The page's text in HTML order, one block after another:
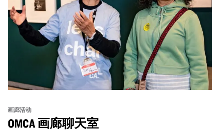
画廊活动
OMCA 画廊聊天室